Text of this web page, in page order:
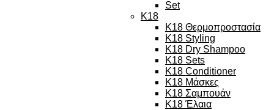
Set
K18
K18 Θερμοπροστασία
K18 Styling
K18 Dry Shampoo
K18 Sets
K18 Conditioner
K18 Μάσκες
K18 Σαμπουάν
K18 Έλαια